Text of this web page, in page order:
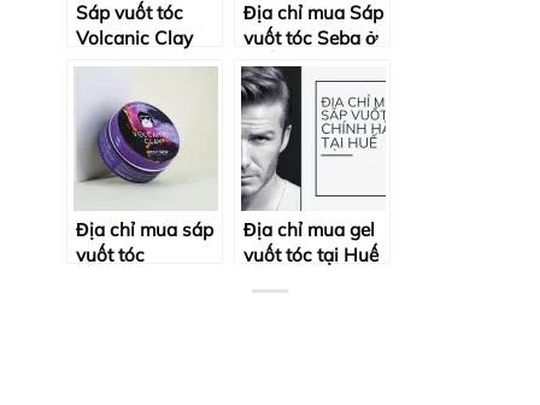
Sáp vuốt tóc
Volcanic Clay
chính hãng bao
Địa chỉ mua Sáp
vuốt tóc Seba ở
huế chính hãng?
Địa chỉ mua sáp
vuốt tóc
Địa chỉ mua gel
vuốt tóc tại Huế